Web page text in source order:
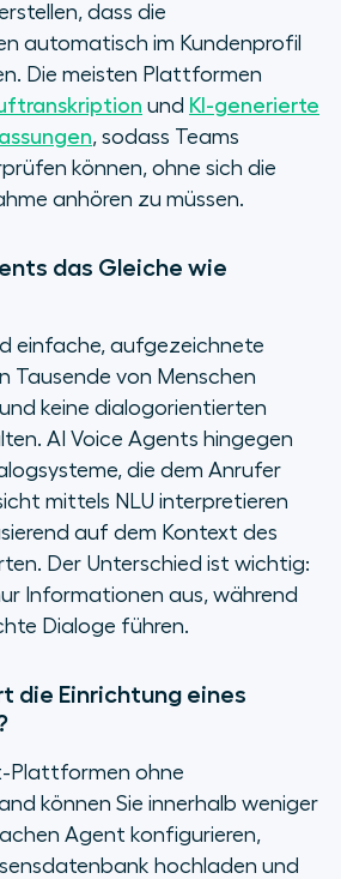
dass die
automatisch im Kundenprofil
Die meisten Plattformen
und KI-generierte
, sodass Teams
können, ohne sich die
anhören zu müssen.
das Gleiche wie
einfache, aufgezeichnete
Tausende von Menschen
keine dialogorientierten
AI Voice Agents hingegen
die dem Anrufer
mittels NLU interpretieren
auf dem Kontext des
Der Unterschied ist wichtig:
Informationen aus, während
Dialoge führen.
die Einrichtung eines
Plattformen ohne
können Sie innerhalb weniger
Agent konfigurieren,
hochladen und